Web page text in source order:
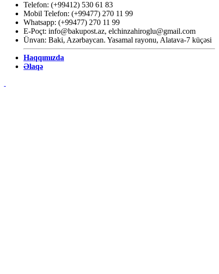
Telefon: (+99412) 530 61 83
Mobil Telefon: (+99477) 270 11 99
Whatsapp: (+99477) 270 11 99
E-Poçt: info@bakupost.az, elchinzahiroglu@gmail.com
Ünvan: Baki, Azərbaycan. Yasamal rayonu, Alatava-7 küçəsi
Haqqımızda
Əlaqə